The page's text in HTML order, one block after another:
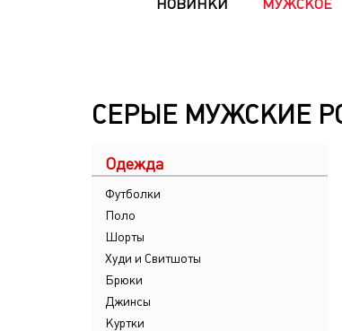
НОВИНКИ МУЖСКОЕ
СЕРЫЕ МУЖСКИЕ
Одежда
Футболки
Поло
Шорты
Худи и Свитшоты
Брюки
Джинсы
Куртки